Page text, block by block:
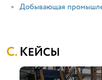
Добывающая
КЕЙСЫ